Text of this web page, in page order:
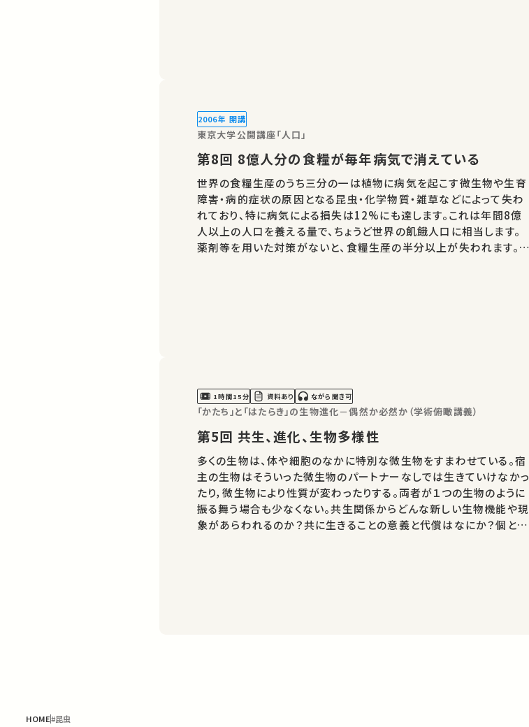
2006年 開講
東京大学公開講座「人口」
第8回 8億人分の食糧が毎年病気で消えている
世界の食糧生産のうち三分の一は植物に病気を起こす微生物や生育
障害・病的症状の原因となる昆虫・化学物質・雑草などによって失わ
れており、特に病気による損失は12%にも達します。これは年間8億
人以上の人口を養える量で、ちょうど世界の飢餓人口に相当します。
薬剤等を用いた対策がないと、食糧生産の半分以上が失われます。こ
1時間15分 資料あり ながら聞き可
「かたち」と「はたらき」の生物進化－偶然か必然か（学術俯瞰講義）
第5回 共生、進化、生物多様性
多くの生物は、体や細胞のなかに特別な微生物をすまわせている。宿
主の生物はそういった微生物のパートナーなしでは生きていけなかっ
たり，微生物により性質が変わったりする。両者が１つの生物のように
振る舞う場合も少なくない。共生関係からどんな新しい生物機能や現
象があらわれるのか？共に生きることの意義と代償はなにか？個と
HOME#昆虫